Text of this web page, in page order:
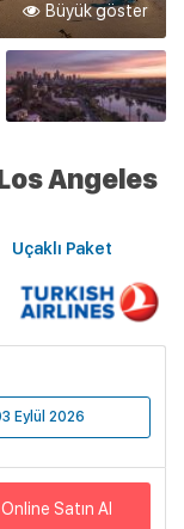
Büyük göster
Angeles
Uçaklı Paket
Eylül 2026
Online Satın Al